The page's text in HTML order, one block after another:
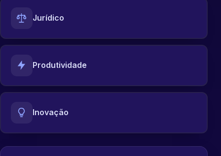
Jurídico
Produtividade
Inovação